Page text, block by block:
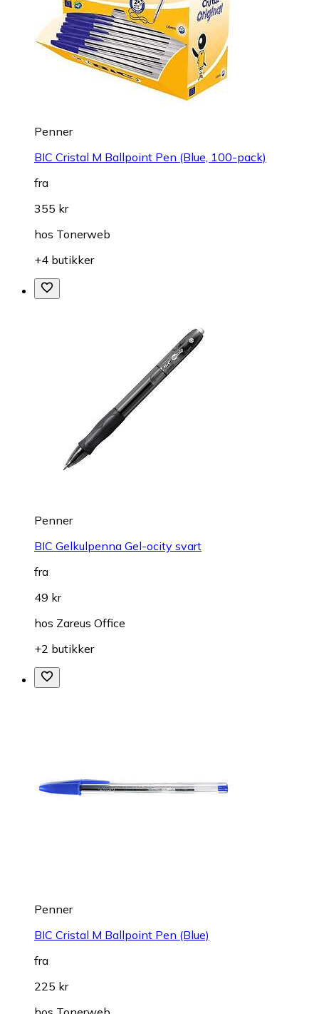
Penner
BIC Cristal M Ballpoint Pen (Blue, 100-pack)
fra
355 kr
hos Tonerweb
+4 butikker
Penner
BIC Gelkulpenna Gel-ocity svart
fra
49 kr
hos Zareus Office
+2 butikker
Penner
BIC Cristal M Ballpoint Pen (Blue)
fra
225 kr